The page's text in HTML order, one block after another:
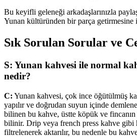
Bu keyifli geleneği arkadaşlarınızla
Yunan kültüründen bir parça getirmesine
Sık Sorulan Sorular ve
S: Yunan kahvesi ile normal
nedir?
C: Yunan kahvesi, çok ince öğütülmüş
yapılır ve doğrudan suyun içinde
bilinen bu kahve, üstte köpük ve
bilinir. Drip veya french press kahve gibi
filtrelenerek aktarılır, bu nedenle bu